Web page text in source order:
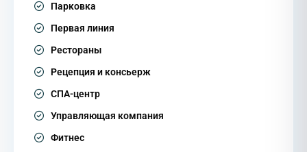
Парковка
Первая линия
Рестораны
Рецепция и консьерж
СПА-центр
Управляющая компания
Фитнес